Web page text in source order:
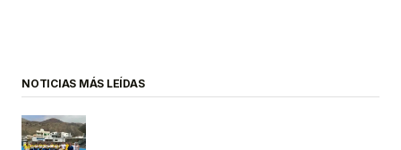
NOTICIAS MÁS LEÍDAS